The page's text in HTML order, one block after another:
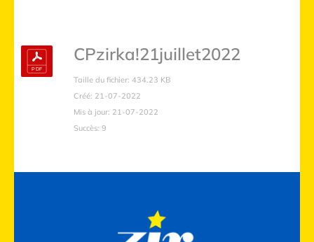
CPzirka!21juillet2022
Taille du fichier: 434.23 KB
Créé: 21-07-2022
Mis à jour: 21-07-2022
Succès: 9